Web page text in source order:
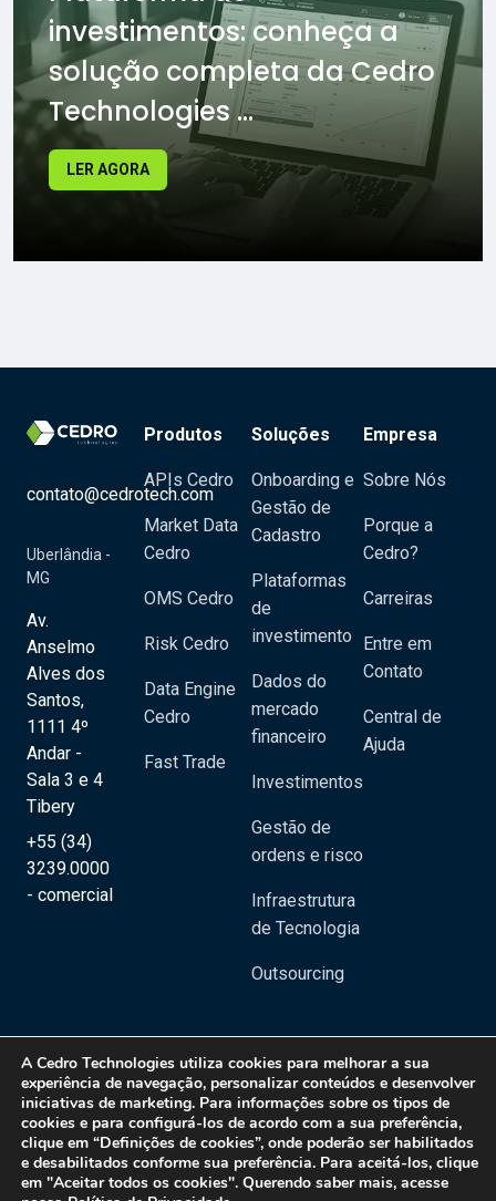
investimentos: conheça a
solução completa da Cedro
Technologies ...
LER AGORA
A Cedro Technologies utiliza cookies para melhorar a sua
experiência de navegação, personalizar conteúdos e desenvolver
iniciativas de marketing. Para informações sobre os tipos de
cookies e para configurá-los de acordo com a sua preferência,
clique em “Definições de cookies”, onde poderão ser habilitados
e desabilitados conforme sua preferência. Para aceitá-los, clique
em "Aceitar todos os cookies". Querendo saber mais, acesse
contato@cedrotech.com
Uberlândia -
MG
Av.
Anselmo
Alves dos
Santos,
1111 4º
Andar -
Sala 3 e 4
Tibery
+55 (34)
3239.0000
- comercial
Produtos
APIs Cedro
Market Data
Cedro
OMS Cedro
Risk Cedro
Data Engine
Cedro
Fast Trade
Soluções
Onboarding e
Gestão de
Cadastro
Plataformas
de
investimento
Dados do
mercado
financeiro
Investimentos
Gestão de
ordens e risco
Infraestrutura
de Tecnologia
Outsourcing
Empresa
Sobre Nós
Porque a
Cedro?
Carreiras
Entre em
Contato
Central de
Ajuda
Copyright 2020 © Cedro Technologies - Todos os direitos reservados | CNPJ:
20.129.023/0001-08
Política de Privacidade